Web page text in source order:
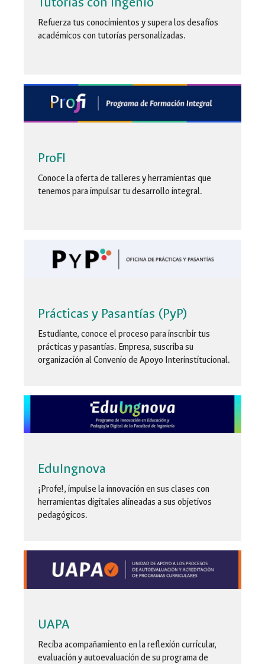
Refuerza tus conocimientos y supera los desafíos
académicos con tutorías personalizadas.
ProFI
Conoce la oferta de talleres y herramientas que
tenemos para impulsar tu desarrollo integral.
Prácticas y Pasantías (PyP)
Estudiante, conoce el proceso para inscribir tus
prácticas y pasantías. Empresa, suscriba su
organización al Convenio de Apoyo Interinstitucional.
EduIngnova
¡Profe!, impulse la innovación en sus clases con
herramientas digitales alineadas a sus objetivos
pedagógicos.
UAPA
Reciba acompañamiento en la reflexión curricular,
evaluación y autoevaluación de su programa de